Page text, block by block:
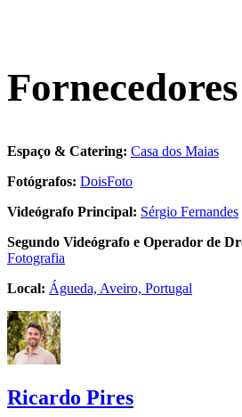
Fornecedores
Espaço & Catering: Casa dos Maias
Fotógrafos: DoisFoto
Videógrafo Principal: Sérgio Fernandes
Segundo Videógrafo e Operador de
Fotografia
Local: Águeda, Aveiro, Portugal
Ricardo Pires